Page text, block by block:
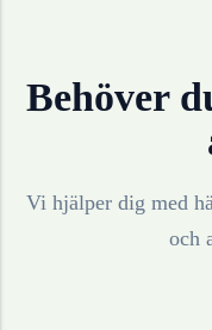
Behöver
Vi hjälper dig med
och